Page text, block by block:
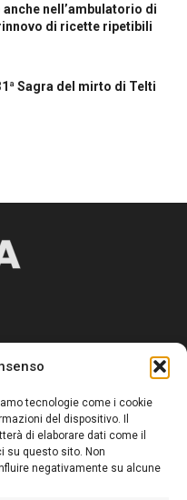
tecnologie come i cookie
del dispositivo. Il
di elaborare dati come il
su questo sito. Non
negativamente su alcune
nell’ambulatorio di
di ricette ripetibili
Sagra del mirto di Telti
informare “liberamente” i
con un occhio rivolto al
futuro